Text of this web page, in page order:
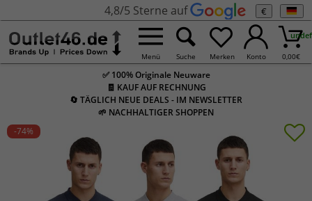
4,8/5 Sterne auf €
Menü Suche Merken Konto 0,00€
✅ 100% Originale Neuware
🧾 KAUF AUF RECHNUNG
🔄 TÄGLICH NEUE DEALS - IM NEWSLETTER
🌱 NACHHALTIGER SHOPPEN
-74%